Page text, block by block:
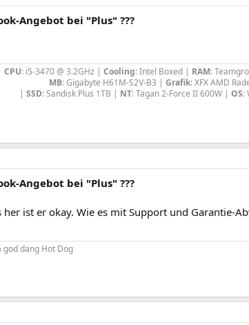
Angebot bei "Plus" ???
CPU: i5-3470 @ 3.2GHz | Cooling: Intel Boxed | RAM:
MB: Gigabyte H61M-S2V-B3 | Grafik: XFX AMD
| SSD: Sandisk Plus 1TB | NT: Tagan 2-Force II 600W | OS:
Angebot bei "Plus" ???
her ist er okay. Wie es mit Support und Garantie-
dang Hot Dog